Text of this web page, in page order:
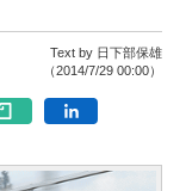
Text by 日下部保雄
（2014/7/29 00:00）